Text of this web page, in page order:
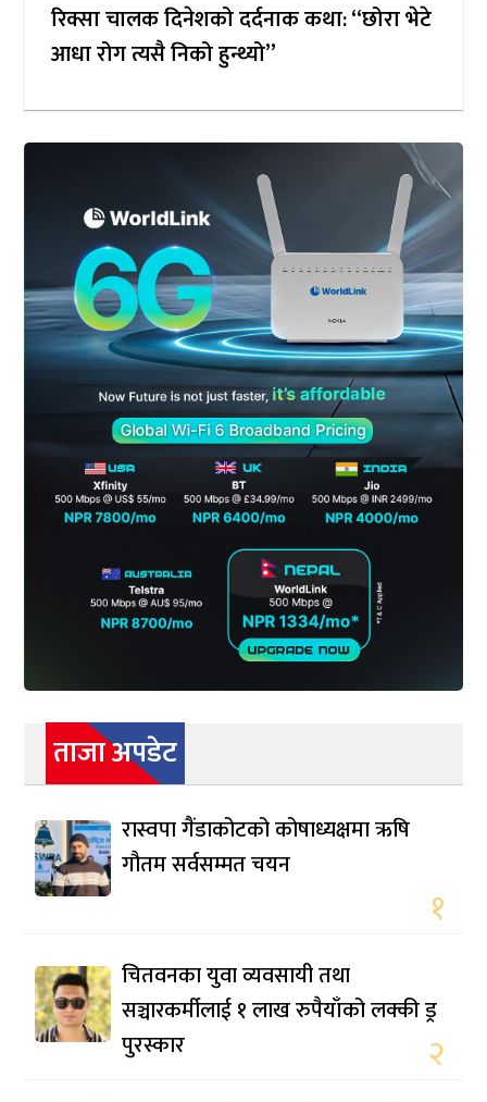
रिक्सा चालक दिनेशको दर्दनाक कथा: “छोरा भेटे
आधा रोग त्यसै निको हुन्थ्यो”
ताजा अपडेट
रास्वपा गैंडाकोटको कोषाध्यक्षमा ऋषि
गौतम सर्वसम्मत चयन
१
चितवनका युवा व्यवसायी तथा
सञ्चारकर्मीलाई १ लाख रुपैयाँको लक्की ड्र
पुरस्कार
२